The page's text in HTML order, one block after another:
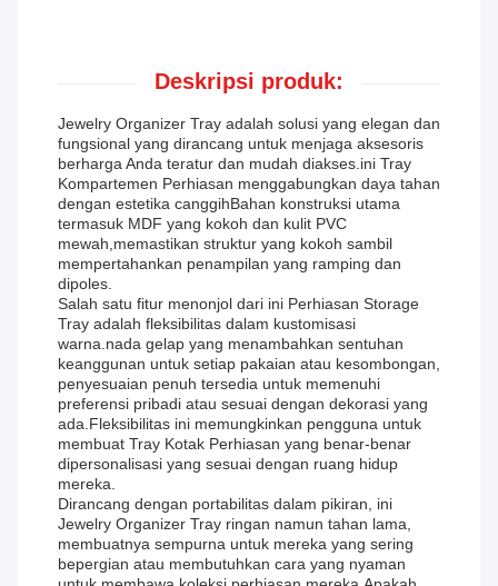
Deskripsi produk:
Jewelry Organizer Tray adalah solusi yang elegan dan
fungsional yang dirancang untuk menjaga aksesoris
berharga Anda teratur dan mudah diakses.ini Tray
Kompartemen Perhiasan menggabungkan daya tahan
dengan estetika canggihBahan konstruksi utama
termasuk MDF yang kokoh dan kulit PVC
mewah,memastikan struktur yang kokoh sambil
mempertahankan penampilan yang ramping dan
dipoles.
Salah satu fitur menonjol dari ini Perhiasan Storage
Tray adalah fleksibilitas dalam kustomisasi
warna.nada gelap yang menambahkan sentuhan
keanggunan untuk setiap pakaian atau kesombongan,
penyesuaian penuh tersedia untuk memenuhi
preferensi pribadi atau sesuai dengan dekorasi yang
ada.Fleksibilitas ini memungkinkan pengguna untuk
membuat Tray Kotak Perhiasan yang benar-benar
dipersonalisasi yang sesuai dengan ruang hidup
mereka.
Dirancang dengan portabilitas dalam pikiran, ini
Jewelry Organizer Tray ringan namun tahan lama,
membuatnya sempurna untuk mereka yang sering
bepergian atau membutuhkan cara yang nyaman